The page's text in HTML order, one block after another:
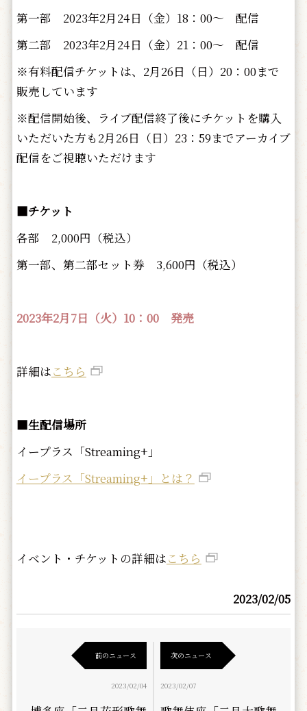
第一部 2023年2月24日（金）18：00～ 配信
第二部 2023年2月24日（金）21：00～ 配信
※有料配信チケットは、2月26日（日）20：00まで
販売しています
※配信開始後、ライブ配信終了後にチケットを購入
いただいた方も2月26日（日）23：59までアーカイブ
配信をご視聴いただけます
■チケット
各部 2,000円（税込）
第一部、第二部セット券 3,600円（税込）
2023年2月7日（火）10：00 発売
詳細はこちら
■生配信場所
イープラス「Streaming+」
イープラス「Streaming+」とは？
イベント・チケットの詳細はこちら
2023/02/05
前のニュース
2023/02/04
次のニュース
2023/02/07